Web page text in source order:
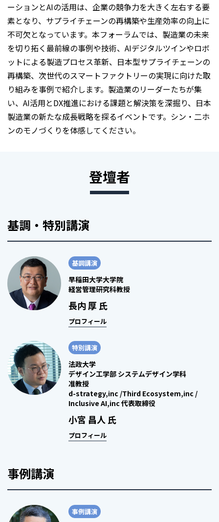
ーションとAIの活用は、企業の競争力を大きく左右する要
素となり、サプライチェーンの再構築や生産効率の向上に
不可欠となっています。本フォーラムでは、製造業の未来
を切り拓く最前線の事例や技術、AIデジタルツインやロボ
ットによる製造プロセス革新、日本型サプライチェーンの
再構築、次世代のスマートファクトリーの実現に向けた取
り組みを事例で紹介します。製造業のリーダーたちが集
い、AI活用とDX推進における課題と解決策を深掘り、日本
製造業の新たな成長戦略を探るイベントです。シン・二ホ
ンのモノづくりを体感してください。
登壇者
基調・特別講演
基調講演
早稲田大学大学院
経営管理研究科教授
長内 厚 氏
プロフィール
特別講演
法政大学
デザイン工学部 システムデザイン学科
准教授
d-strategy,inc /Third Ecosystem,inc /
Inclusive AI,inc 代表取締役
小宮 昌人 氏
プロフィール
事例講演
事例講演